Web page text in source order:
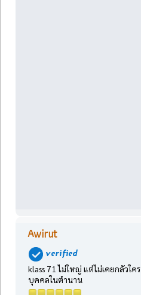
Awirut
klass 71 ไม่ใหญ่ แต่ไม่เคยกลัวใคร
บุคคลในตำนาน